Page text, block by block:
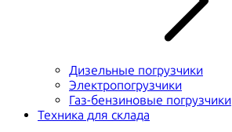
Дизельные погрузчики
Электропогрузчики
Газ-бензиновые погрузчики
Техника для склада